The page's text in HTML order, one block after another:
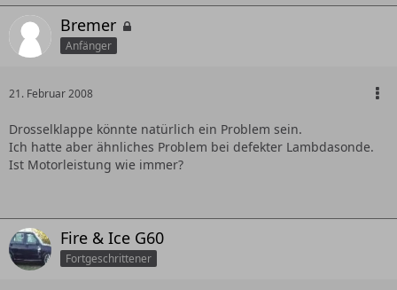
Bremer
Anfänger
21. Februar 2008
Drosselklappe könnte natürlich ein Problem sein.
Ich hatte aber ähnliches Problem bei defekter Lambdasonde.
Ist Motorleistung wie immer?
Fire & Ice G60
Fortgeschrittener